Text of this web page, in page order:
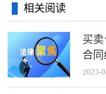
相关阅读
买
合同
2023-